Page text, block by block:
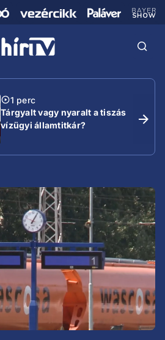
1 perc
Tárgyalt vagy nyaralt a tiszás
vízügyi államtitkár?